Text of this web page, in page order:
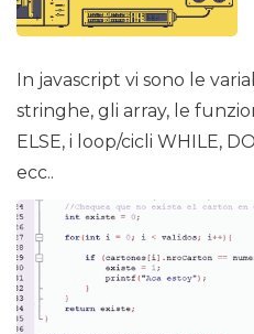
In javascript vi sono le
stringhe, gli array, le
ELSE, i loop/cicli WHILE,
ecc..